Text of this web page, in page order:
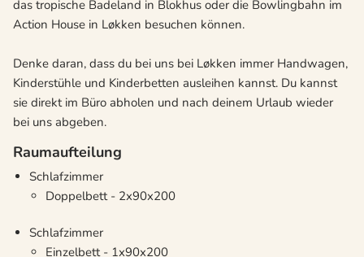
das tropische Badeland in Blokhus oder die Bowlingbahn im
Action House in Løkken besuchen können.
Denke daran, dass du bei uns bei Løkken immer Handwagen,
Kinderstühle und Kinderbetten ausleihen kannst. Du kannst
sie direkt im Büro abholen und nach deinem Urlaub wieder
bei uns abgeben.
Raumaufteilung
Schlafzimmer
Doppelbett - 2x90x200
Schlafzimmer
Einzelbett - 1x90x200